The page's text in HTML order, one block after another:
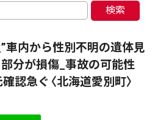
検索
車内から性別不明の遺体見
分が損傷_事故の可能性
認急ぐ〈北海道愛別町〉